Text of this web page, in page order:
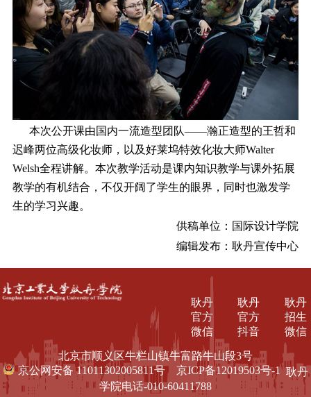
本次公开课由国内一流造型团队――瀚正造型的王哲和
迟峰两位高级化妆师，以及好莱坞特效化妆大师Walter
Welsh全程讲解。本次教学活动是课内知识教学与课外拓展
教学的有机结合，不仅开阔了学生的眼界，同时也激发学
生的学习兴趣。
供稿单位：国际设计学院
编辑发布：耿丹宣传中心
耿丹
招生
微信
耿丹
官方
抖音
耿丹
官方
微信
北京市顺义区牛栏山镇牛富路牛山段3号
京公网安备 11011302005811号
京ICP备12019503号-1耿丹
学院电话-010-60411788